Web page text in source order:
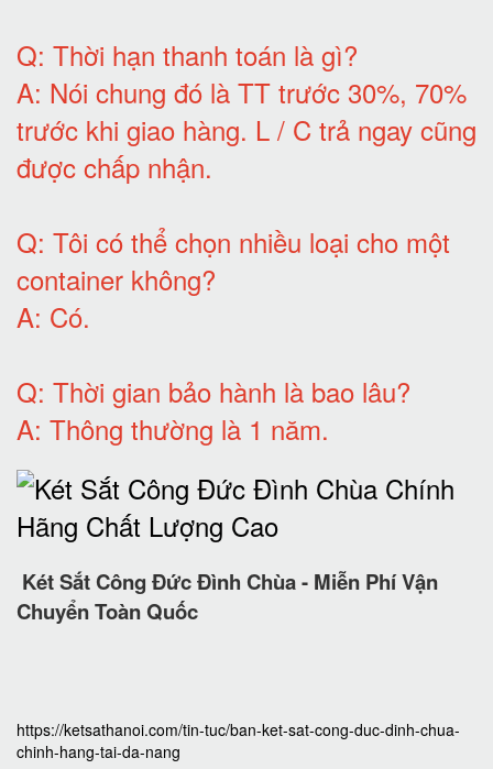
Q: Thời hạn thanh toán là gì?
A: Nói chung đó là TT trước 30%, 70%
trước khi giao hàng. L / C trả ngay cũng
được chấp nhận.
Q: Tôi có thể chọn nhiều loại cho một
container không?
A: Có.
Q: Thời gian bảo hành là bao lâu?
A: Thông thường là 1 năm.
Két Sắt Công Đức Đình Chùa - Miễn Phí Vận
Chuyển Toàn Quốc
https://ketsathanoi.com/tin-tuc/ban-ket-sat-cong-duc-dinh-chua-
chinh-hang-tai-da-nang